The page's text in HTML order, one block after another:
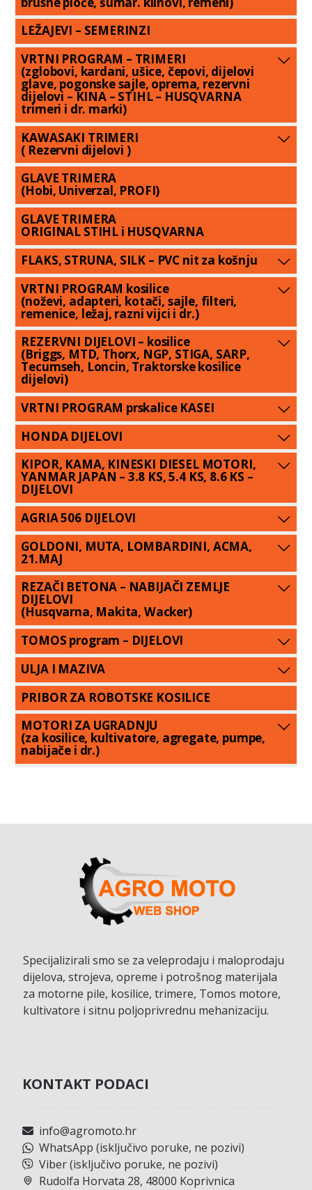
LEŽAJEVI – SEMERINZI
VRTNI PROGRAM – TRIMERI
(zglobovi, kardani, ušice, čepovi, dijelovi
glave, pogonske sajle, oprema, rezervni
dijelovi – KINA – STIHL – HUSQVARNA
trimeri i dr. marki)
KAWASAKI TRIMERI
( Rezervni dijelovi )
GLAVE TRIMERA
(Hobi, Univerzal, PROFI)
GLAVE TRIMERA
ORIGINAL STIHL i HUSQVARNA
FLAKS, STRUNA, SILK – PVC nit za košnju
VRTNI PROGRAM kosilice
(noževi, adapteri, kotači, sajle, filteri,
remenice, ležaj, razni vijci i dr.)
REZERVNI DIJELOVI – kosilice
(Briggs, MTD, Thorx, NGP, STIGA, SARP,
Tecumseh, Loncin, Traktorske kosilice
dijelovi)
VRTNI PROGRAM prskalice KASEI
HONDA DIJELOVI
KIPOR, KAMA, KINESKI DIESEL MOTORI,
YANMAR JAPAN – 3.8 KS, 5.4 KS, 8.6 KS –
DIJELOVI
AGRIA 506 DIJELOVI
GOLDONI, MUTA, LOMBARDINI, ACMA,
21.MAJ
REZAČI BETONA – NABIJAČI ZEMLJE
DIJELOVI
(Husqvarna, Makita, Wacker)
TOMOS program – DIJELOVI
ULJA I MAZIVA
PRIBOR ZA ROBOTSKE KOSILICE
MOTORI ZA UGRADNJU
(za kosilice, kultivatore, agregate, pumpe,
nabijače i dr.)
Specijalizirali smo se za veleprodaju i maloprodaju
dijelova, strojeva, opreme i potrošnog materijala
za motorne pile, kosilice, trimere, Tomos motore,
kultivatore i sitnu poljoprivrednu mehanizaciju.
KONTAKT PODACI
info@agromoto.hr
WhatsApp (isključivo poruke, ne pozivi)
Viber (isključivo poruke, ne pozivi)
Rudolfa Horvata 28, 48000 Koprivnica